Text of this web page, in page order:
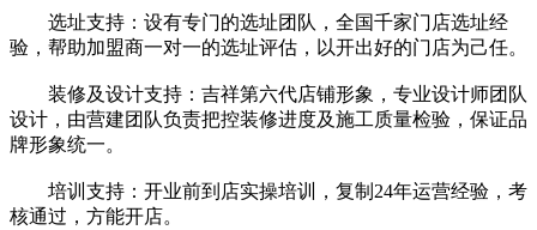
选址支持：设有专门的选址团队，全国千家门店选址经
验，帮助加盟商一对一的选址评估，以开出好的门店为己任。
装修及设计支持：吉祥第六代店铺形象，专业设计师团队
设计，由营建团队负责把控装修进度及施工质量检验，保证品
牌形象统一。
培训支持：开业前到店实操培训，复制24年运营经验，考
核通过，方能开店。